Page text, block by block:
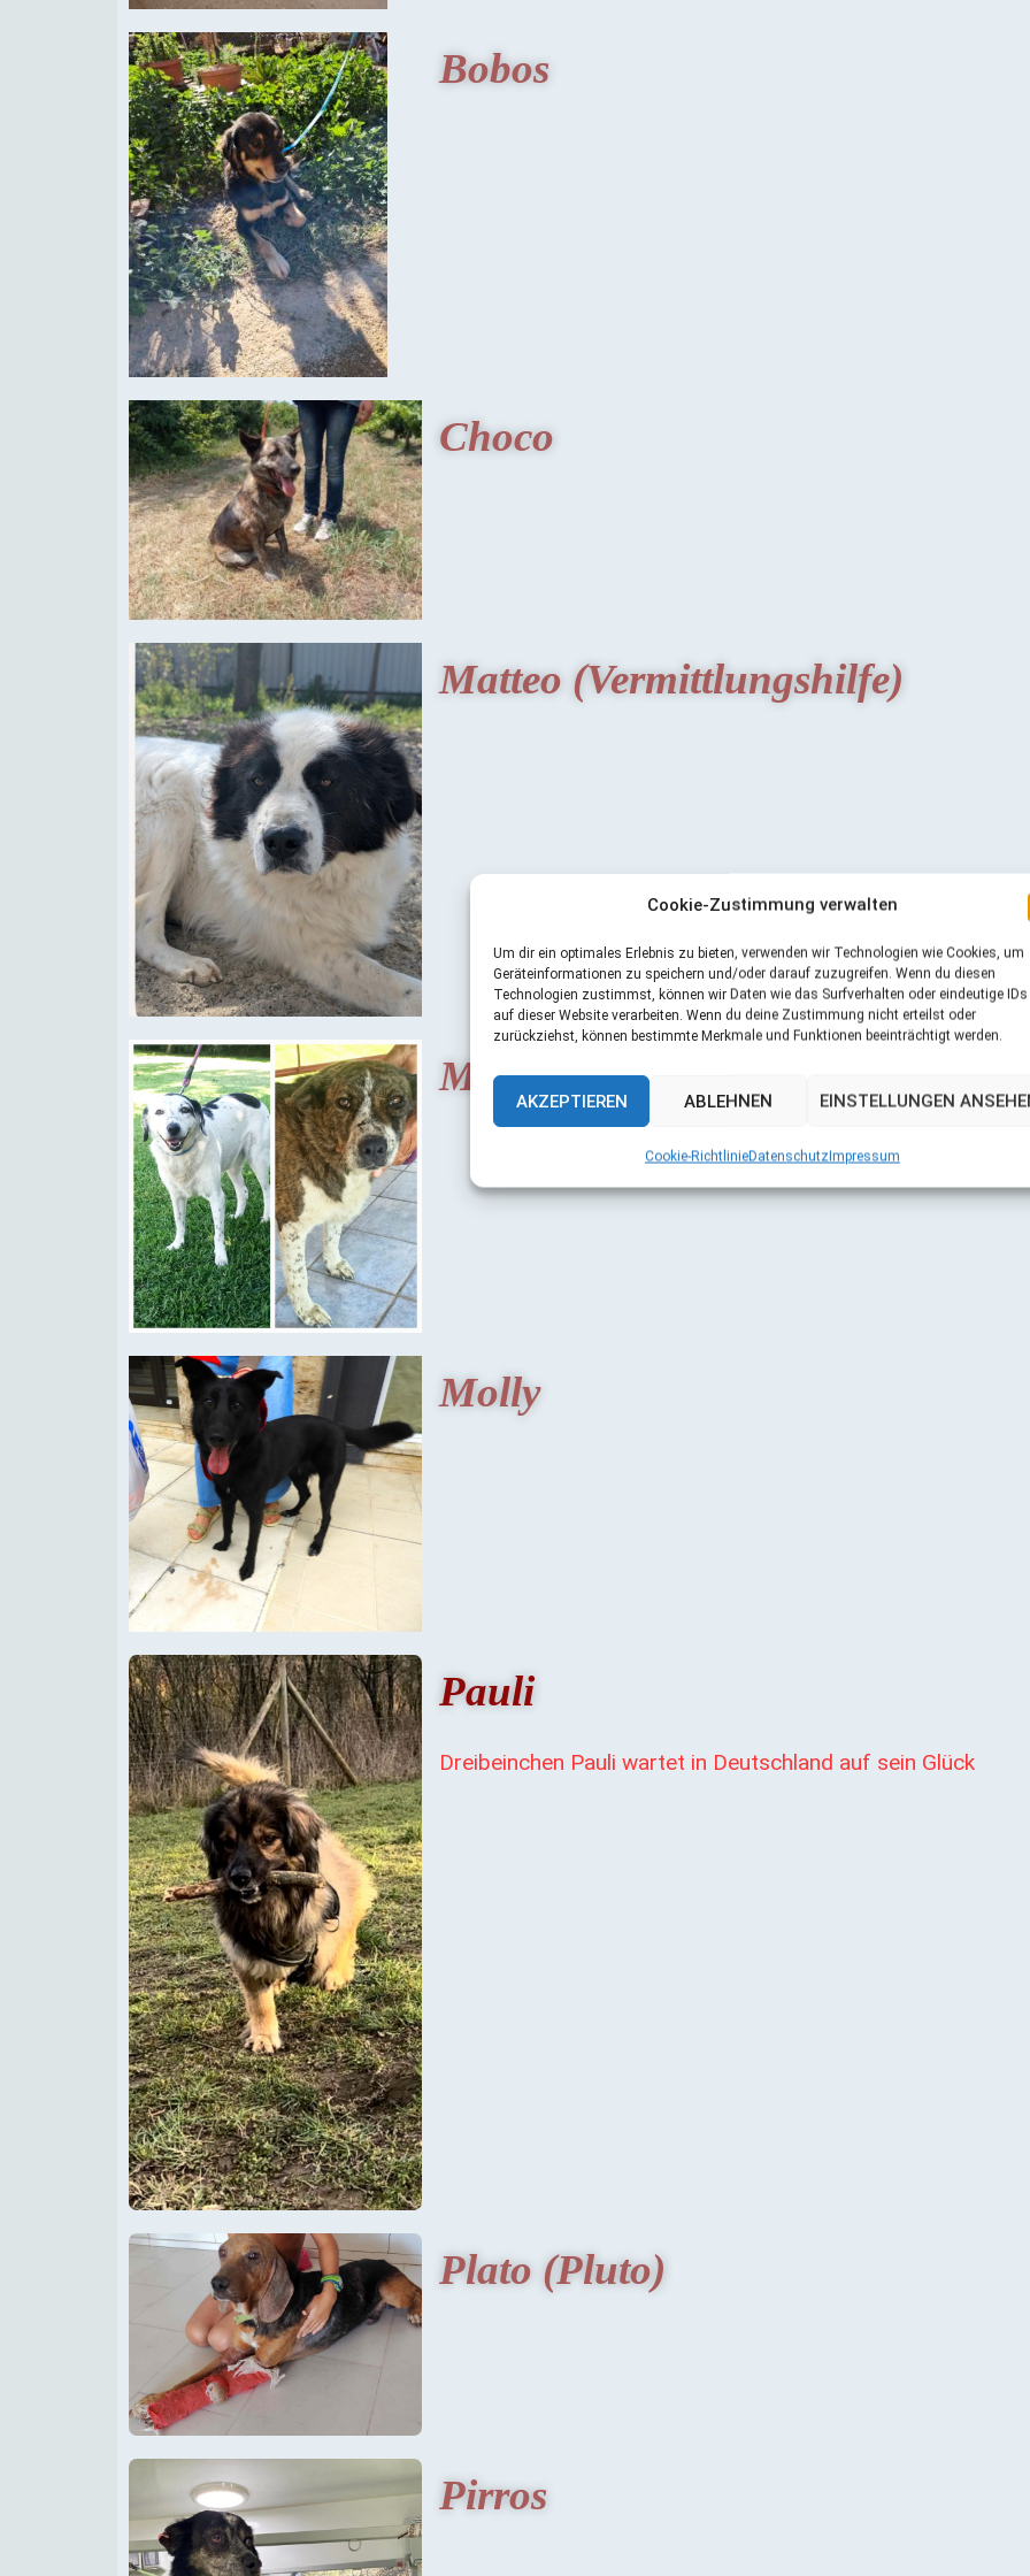
Cookie-Zustimmung verwalten
Um dir ein optimales Erlebnis zu bieten, verwenden wir Technologien wie Cookies, um
Geräteinformationen zu speichern und/oder darauf zuzugreifen. Wenn du diesen
Technologien zustimmst, können wir Daten wie das Surfverhalten oder eindeutige IDs
auf dieser Website verarbeiten. Wenn du deine Zustimmung nicht erteilst oder
zurückziehst, können bestimmte Merkmale und Funktionen beeinträchtigt werden.
AKZEPTIEREN ABLEHNEN EINSTELLUNGEN
Cookie-RichtlinieDatenschutzImpressum
Bobos
Choco
Matteo (Vermittlungshilfe)
Mirka und Myrtali
Molly
Pauli
Dreibeinchen Pauli wartet in Deutschland auf sein Glück
Plato (Pluto)
Pirros